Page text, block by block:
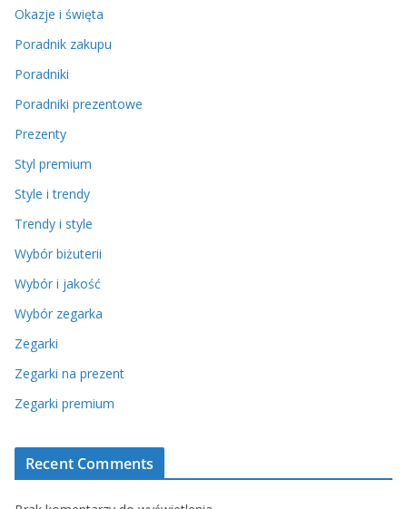
Okazje i święta
Poradnik zakupu
Poradniki
Poradniki prezentowe
Prezenty
Styl premium
Style i trendy
Trendy i style
Wybór biżuterii
Wybór i jakość
Wybór zegarka
Zegarki
Zegarki na prezent
Zegarki premium
Recent Comments